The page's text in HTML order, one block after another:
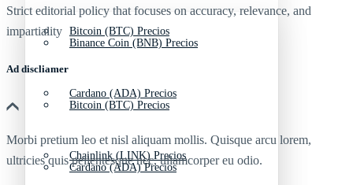
Bitcoin (BTC) Precios
Cardano (ADA) Precios
Chainlink (LINK) Precios
Binance Coin (BNB) Precios
Bitcoin (BTC) Precios
Cardano (ADA) Precios
Strict editorial policy that focuses on accuracy, relevance, and
impartiality
Ad discliamer
Morbi pretium leo et nisl aliquam mollis. Quisque arcu lorem,
ultricies quis pellentesque nec, ullamcorper eu odio.